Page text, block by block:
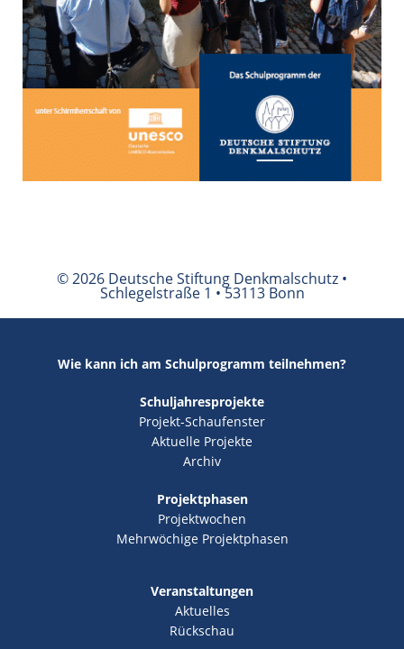
© 2026 Deutsche Stiftung Denkmalschutz •
Schlegelstraße 1 • 53113 Bonn
Wie kann ich am Schulprogramm teilnehmen?
Schuljahresprojekte
Projekt-Schaufenster
Aktuelle Projekte
Archiv
Projektphasen
Projektwochen
Mehrwöchige Projektphasen
Veranstaltungen
Aktuelles
Rückschau